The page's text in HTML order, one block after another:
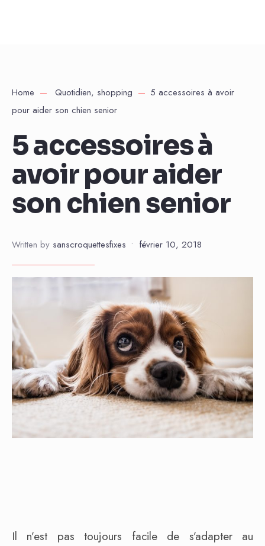
Home Quotidien, shopping
5 accessoires à avoir
pour aider son chien senior
5 accessoires à
avoir pour aider
son chien senior
Written by sanscroquettesfixes • février 10, 2018
Il n’est pas toujours facile de s’adapter au